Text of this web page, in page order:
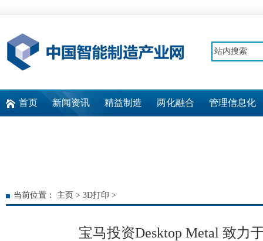
首页 新闻资讯 精益制造 两化融合 管理信息化
当前位置： 主页 > 3D打印 >
宝马投资Desktop Metal 致力